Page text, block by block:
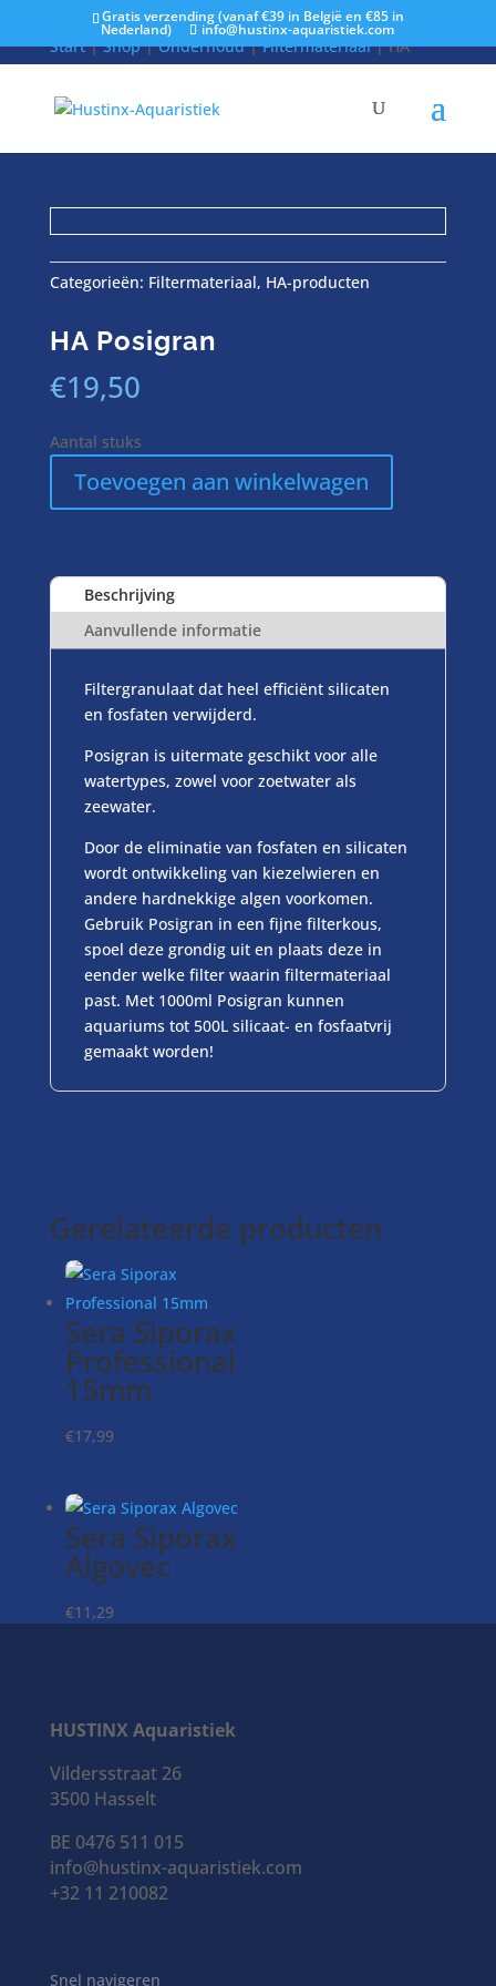
Gratis verzending (vanaf €39 in België en €85 in
Nederland) info@hustinx-aquaristiek.com
Start|Shop|Onderhoud|Filtermateriaal| HA
Posigran
Categorieën: Filtermateriaal, HA-producten
HA Posigran
€19,50
Aantal stuks
Posigran
aantal
Toevoegen aan winkelwagen
Beschrijving
Aanvullende informatie
Filtergranulaat dat heel efficiënt silicaten
en fosfaten verwijderd.
Posigran is uitermate geschikt voor alle
watertypes, zowel voor zoetwater als
zeewater.
Door de eliminatie van fosfaten en silicaten
wordt ontwikkeling van kiezelwieren en
andere hardnekkige algen voorkomen.
Gebruik Posigran in een fijne filterkous,
spoel deze grondig uit en plaats deze in
eender welke filter waarin filtermateriaal
past. Met 1000ml Posigran kunnen
aquariums tot 500L silicaat- en fosfaatvrij
gemaakt worden!
Gerelateerde producten
Sera Siporax
Professional
15mm
€17,99
Sera Siporax
Algovec
€11,29
HA Super
carbon
€13,00
Superfish
HUSTINX Aquaristiek
Vildersstraat 26
3500 Hasselt
BE 0476 511 015
info@hustinx-aquaristiek.com
+32 11 210082
Snel navigeren